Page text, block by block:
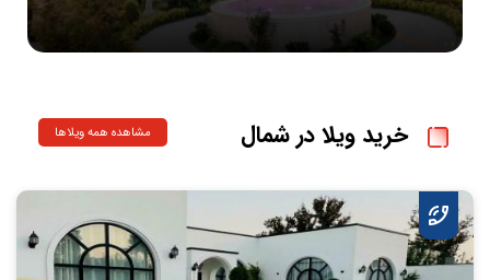
خرید ویلا در شمال مشاهده همه ویلاها